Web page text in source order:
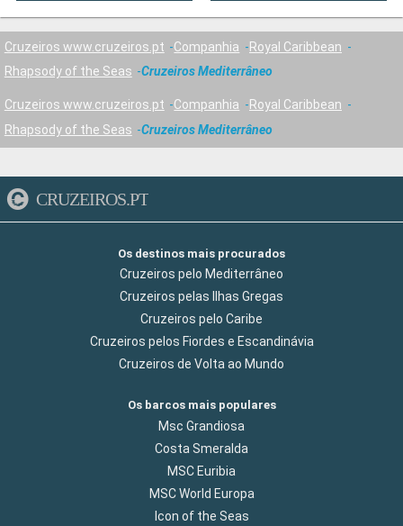
Cruzeiros www.cruzeiros.pt Companhia
Royal Caribbean
Rhapsody of the Seas
Cruzeiros Mediterrâneo
Cruzeiros www.cruzeiros.pt Companhia
Royal Caribbean
Rhapsody of the Seas
Cruzeiros Mediterrâneo
CRUZEIROS.PT
Os destinos mais procurados
Cruzeiros pelo Mediterrâneo
Cruzeiros pelas Ilhas Gregas
Cruzeiros pelo Caribe
Cruzeiros pelos Fiordes e Escandinávia
Cruzeiros de Volta ao Mundo
Os barcos mais populares
Msc Grandiosa
Costa Smeralda
MSC Euribia
MSC World Europa
Icon of the Seas